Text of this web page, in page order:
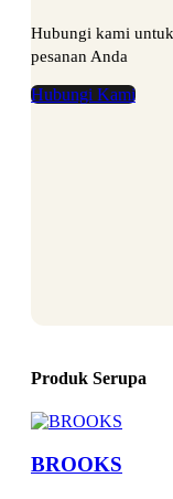
Hubungi kami
pesanan Anda
Hubungi Kami
Produk Serupa
BROOKS